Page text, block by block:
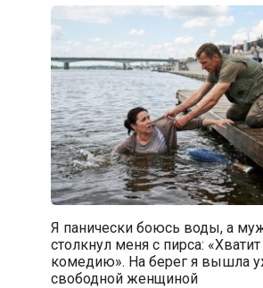
Я панически боюсь воды, а
столкнул меня с пирса:
комедию». На берег я вышла
свободной женщиной